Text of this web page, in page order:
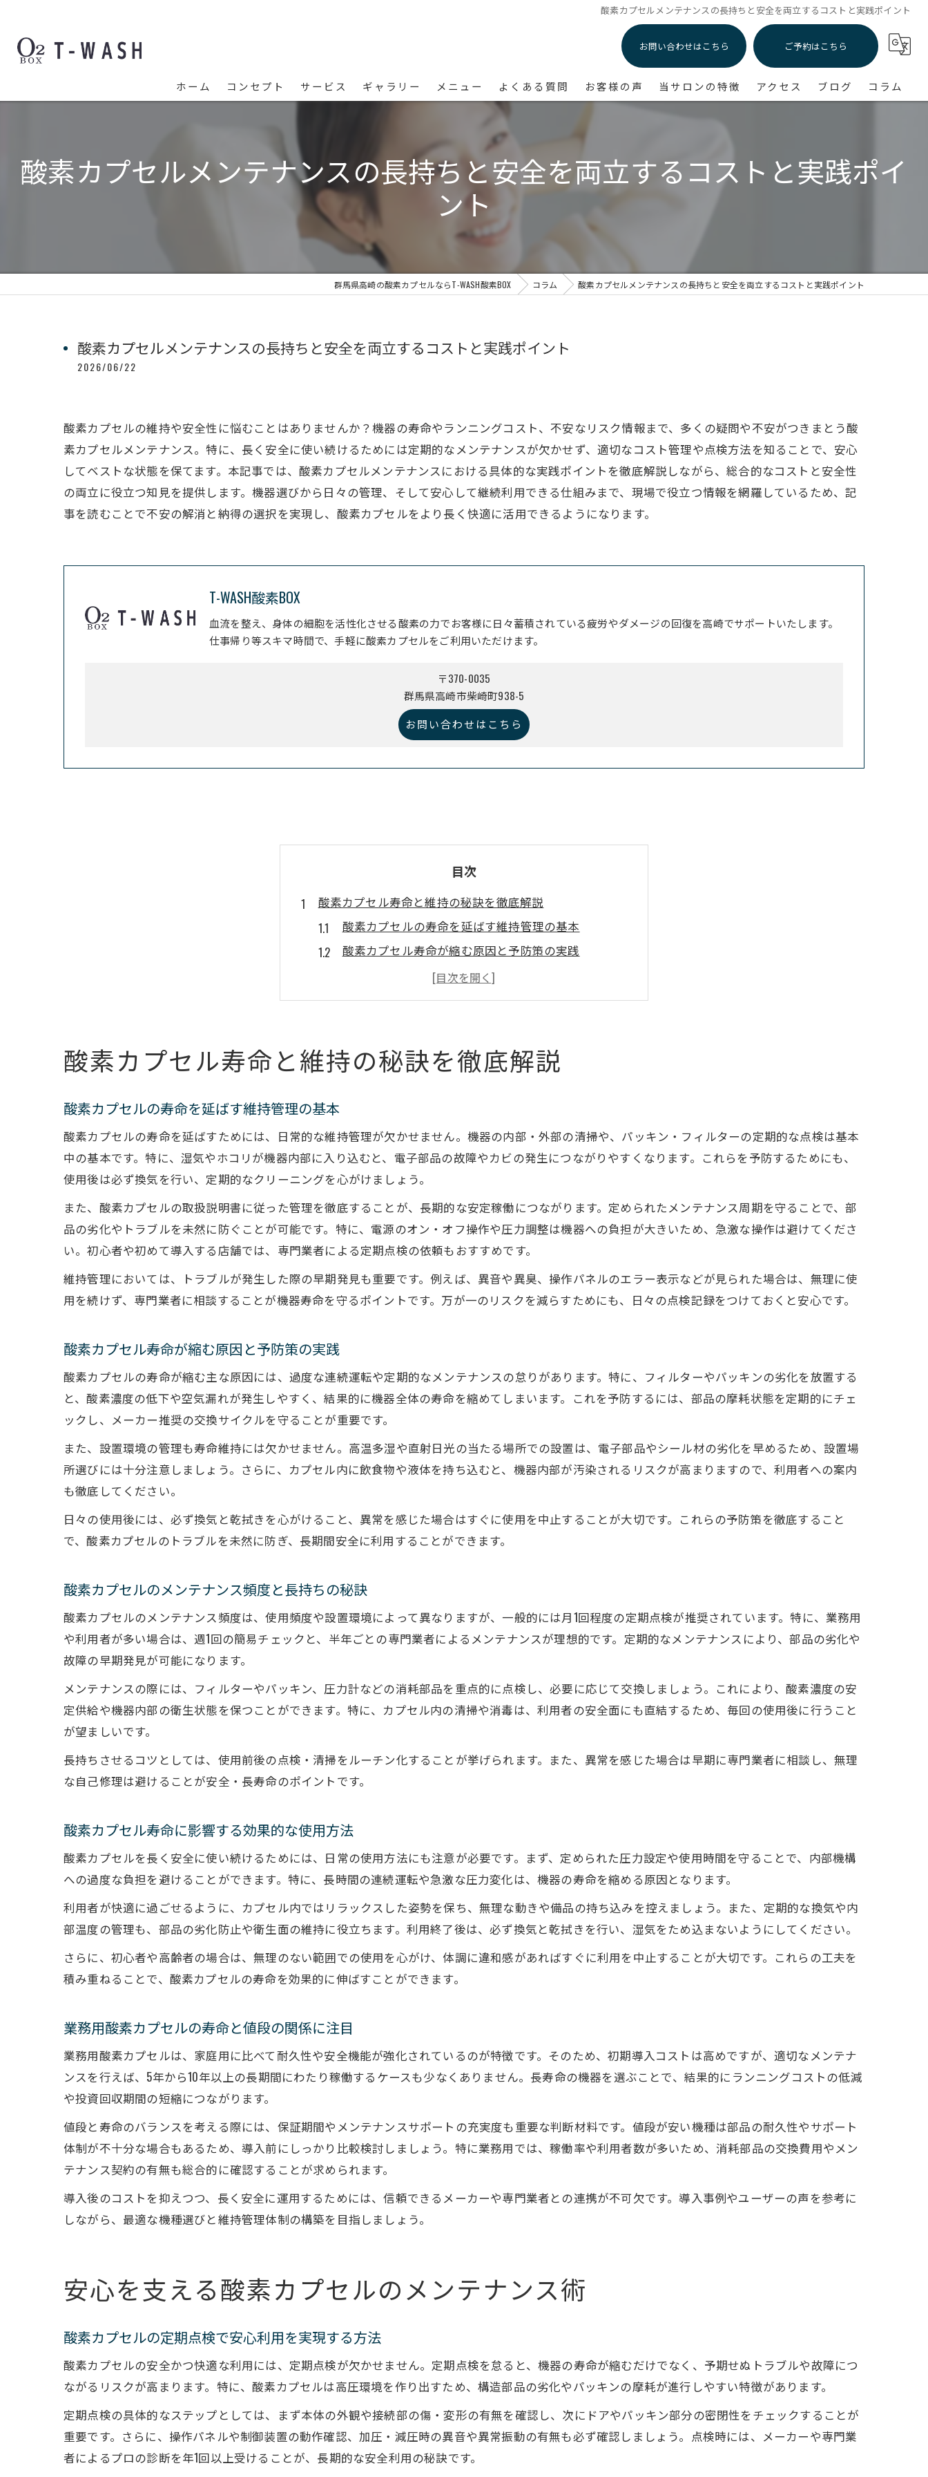
酸素カプセルメンテナンスの長持ちと安全を両立するコストと実践ポイント
お問い合わせはこちら ご予約はこちら
ホーム コンセプト サービス ギャラリー メニュー よくある質問 お客様の声 当サロンの特徴
疲労回復
アクセス ブログ コラム
酸素カプセルメンテナンスの長持ちと安全を両立するコストと実践ポイ
ント
群馬県高崎の酸素カプセルならT-WASH酸素BOX コラム 酸素カプセルメンテナンスの長持ちと安全を両立するコストと実践ポイント
酸素カプセルメンテナンスの長持ちと安全を両立するコストと実践ポイント
2026/06/22
酸素カプセルの維持や安全性に悩むことはありませんか？機器の寿命やランニングコスト、不安なリスク情報まで、多くの疑問や不安がつきまとう酸
素カプセルメンテナンス。特に、長く安全に使い続けるためには定期的なメンテナンスが欠かせず、適切なコスト管理や点検方法を知ることで、安心
してベストな状態を保てます。本記事では、酸素カプセルメンテナンスにおける具体的な実践ポイントを徹底解説しながら、総合的なコストと安全性
の両立に役立つ知見を提供します。機器選びから日々の管理、そして安心して継続利用できる仕組みまで、現場で役立つ情報を網羅しているため、記
事を読むことで不安の解消と納得の選択を実現し、酸素カプセルをより長く快適に活用できるようになります。
T-WASH酸素BOX
血流を整え、身体の細胞を活性化させる酸素の力でお客様に日々蓄積されている疲労やダメージの回復を高崎でサポートいたします。
仕事帰り等スキマ時間で、手軽に酸素カプセルをご利用いただけます。
〒370-0035
群馬県高崎市柴崎町938-5
お問い合わせはこちら
目次
酸素カプセル寿命と維持の秘訣を徹底解説
酸素カプセルの寿命を延ばす維持管理の基本
酸素カプセル寿命が縮む原因と予防策の実践
酸素カプセルのメンテナンス頻度と長持ちの秘訣
酸素カプセル寿命に影響する効果的な使用方法
安心を支える酸素カプセルのメンテナンス術
酸素カプセルの定期点検で安心利用を実現する方法
酸素カプセル効果を守る日常清掃のポイント
酸素カプセルの維持費削減と安全確保の両立術
酸素カプセル効果を最大化する管理と過ごし方
酸素カプセル利用中に推奨される過ごし方の工夫
酸素カプセルを使う前後の注意点と管理方法
自宅で酸素カプセルを安全に使うための注意点
酸素カプセル自宅利用時の維持費と節約術
酸素カプセル自宅管理で気を付けたい寿命対策
酸素カプセル寿命を守る日々のメンテナンス方法
酸素カプセルの維持費と長期利用のポイント
酸素カプセル維持費と安全性のバランスを考える
酸素カプセル月額コストと安全な利用事例紹介
酸素カプセル寿命と維持の秘訣を徹底解説
酸素カプセルの寿命を延ばす維持管理の基本
酸素カプセルの寿命を延ばすためには、日常的な維持管理が欠かせません。機器の内部・外部の清掃や、パッキン・フィルターの定期的な点検は基本
中の基本です。特に、湿気やホコリが機器内部に入り込むと、電子部品の故障やカビの発生につながりやすくなります。これらを予防するためにも、
使用後は必ず換気を行い、定期的なクリーニングを心がけましょう。
また、酸素カプセルの取扱説明書に従った管理を徹底することが、長期的な安定稼働につながります。定められたメンテナンス周期を守ることで、部
品の劣化やトラブルを未然に防ぐことが可能です。特に、電源のオン・オフ操作や圧力調整は機器への負担が大きいため、急激な操作は避けてくださ
い。初心者や初めて導入する店舗では、専門業者による定期点検の依頼もおすすめです。
維持管理においては、トラブルが発生した際の早期発見も重要です。例えば、異音や異臭、操作パネルのエラー表示などが見られた場合は、無理に使
用を続けず、専門業者に相談することが機器寿命を守るポイントです。万が一のリスクを減らすためにも、日々の点検記録をつけておくと安心です。
酸素カプセル寿命が縮む原因と予防策の実践
酸素カプセルの寿命が縮む主な原因には、過度な連続運転や定期的なメンテナンスの怠りがあります。特に、フィルターやパッキンの劣化を放置する
と、酸素濃度の低下や空気漏れが発生しやすく、結果的に機器全体の寿命を縮めてしまいます。これを予防するには、部品の摩耗状態を定期的にチェ
ックし、メーカー推奨の交換サイクルを守ることが重要です。
また、設置環境の管理も寿命維持には欠かせません。高温多湿や直射日光の当たる場所での設置は、電子部品やシール材の劣化を早めるため、設置場
所選びには十分注意しましょう。さらに、カプセル内に飲食物や液体を持ち込むと、機器内部が汚染されるリスクが高まりますので、利用者への案内
も徹底してください。
日々の使用後には、必ず換気と乾拭きを心がけること、異常を感じた場合はすぐに使用を中止することが大切です。これらの予防策を徹底すること
で、酸素カプセルのトラブルを未然に防ぎ、長期間安全に利用することができます。
酸素カプセルのメンテナンス頻度と長持ちの秘訣
酸素カプセルのメンテナンス頻度は、使用頻度や設置環境によって異なりますが、一般的には月1回程度の定期点検が推奨されています。特に、業務用
や利用者が多い場合は、週1回の簡易チェックと、半年ごとの専門業者によるメンテナンスが理想的です。定期的なメンテナンスにより、部品の劣化や
故障の早期発見が可能になります。
メンテナンスの際には、フィルターやパッキン、圧力計などの消耗部品を重点的に点検し、必要に応じて交換しましょう。これにより、酸素濃度の安
定供給や機器内部の衛生状態を保つことができます。特に、カプセル内の清掃や消毒は、利用者の安全面にも直結するため、毎回の使用後に行うこと
が望ましいです。
長持ちさせるコツとしては、使用前後の点検・清掃をルーチン化することが挙げられます。また、異常を感じた場合は早期に専門業者に相談し、無理
な自己修理は避けることが安全・長寿命のポイントです。
酸素カプセル寿命に影響する効果的な使用方法
酸素カプセルを長く安全に使い続けるためには、日常の使用方法にも注意が必要です。まず、定められた圧力設定や使用時間を守ることで、内部機構
への過度な負担を避けることができます。特に、長時間の連続運転や急激な圧力変化は、機器の寿命を縮める原因となります。
利用者が快適に過ごせるように、カプセル内ではリラックスした姿勢を保ち、無理な動きや備品の持ち込みを控えましょう。また、定期的な換気や内
部温度の管理も、部品の劣化防止や衛生面の維持に役立ちます。利用終了後は、必ず換気と乾拭きを行い、湿気をため込まないようにしてください。
さらに、初心者や高齢者の場合は、無理のない範囲での使用を心がけ、体調に違和感があればすぐに利用を中止することが大切です。これらの工夫を
積み重ねることで、酸素カプセルの寿命を効果的に伸ばすことができます。
業務用酸素カプセルの寿命と値段の関係に注目
業務用酸素カプセルは、家庭用に比べて耐久性や安全機能が強化されているのが特徴です。そのため、初期導入コストは高めですが、適切なメンテナ
ンスを行えば、5年から10年以上の長期間にわたり稼働するケースも少なくありません。長寿命の機器を選ぶことで、結果的にランニングコストの低減
や投資回収期間の短縮につながります。
値段と寿命のバランスを考える際には、保証期間やメンテナンスサポートの充実度も重要な判断材料です。値段が安い機種は部品の耐久性やサポート
体制が不十分な場合もあるため、導入前にしっかり比較検討しましょう。特に業務用では、稼働率や利用者数が多いため、消耗部品の交換費用やメン
テナンス契約の有無も総合的に確認することが求められます。
導入後のコストを抑えつつ、長く安全に運用するためには、信頼できるメーカーや専門業者との連携が不可欠です。導入事例やユーザーの声を参考に
しながら、最適な機種選びと維持管理体制の構築を目指しましょう。
安心を支える酸素カプセルのメンテナンス術
酸素カプセルの定期点検で安心利用を実現する方法
酸素カプセルの安全かつ快適な利用には、定期点検が欠かせません。定期点検を怠ると、機器の寿命が縮むだけでなく、予期せぬトラブルや故障につ
ながるリスクが高まります。特に、酸素カプセルは高圧環境を作り出すため、構造部品の劣化やパッキンの摩耗が進行しやすい特徴があります。
定期点検の具体的なステップとしては、まず本体の外観や接続部の傷・変形の有無を確認し、次にドアやパッキン部分の密閉性をチェックすることが
重要です。さらに、操作パネルや制御装置の動作確認、加圧・減圧時の異音や異常振動の有無も必ず確認しましょう。点検時には、メーカーや専門業
者によるプロの診断を年1回以上受けることが、長期的な安全利用の秘訣です。